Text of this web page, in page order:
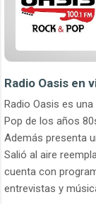
Radio Oasis en
Radio Oasis es
Pop de los años
Además presenta
Salió al aire
cuenta con
entrevistas y